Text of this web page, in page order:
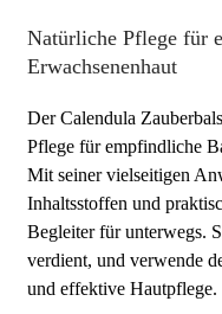
Natürliche Pflege für
Erwachsenenhaut
Der Calendula
Pflege für empfindliche
Mit seiner vielseitigen
Inhaltsstoffen und
Begleiter für unterwegs.
verdient, und verwende
und effektive Hautpflege.